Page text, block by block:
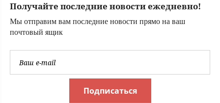
Получайте последние новости ежедневно!
Мы отправим вам последние новости прямо на ваш
почтовый ящик
Подписаться